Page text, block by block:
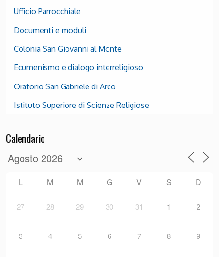
Ufficio Parrocchiale
Documenti e moduli
Colonia San Giovanni al Monte
Ecumenismo e dialogo interreligioso
Oratorio San Gabriele di Arco
Istituto Superiore di Scienze Religiose
Calendario
L M M G V S D
27 28 29 30 31 1 2
3 4 5 6 7 8 9